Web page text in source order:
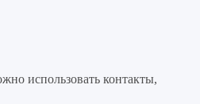
использовать контакты,